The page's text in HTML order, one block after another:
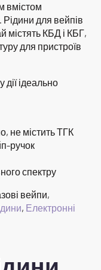
вмістом
Рідини для вейпів
містять КБД і КБГ,
для пристроїв
ідеально
не містить ТГК
ручок
спектру
вейпи,
, Електронні